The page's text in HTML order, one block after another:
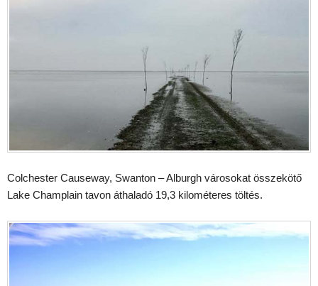
Colchester Causeway, Swanton – Alburgh városokat összekötő
Lake Champlain tavon áthaladó 19,3 kilométeres töltés.